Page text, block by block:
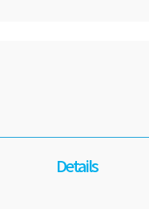
Details